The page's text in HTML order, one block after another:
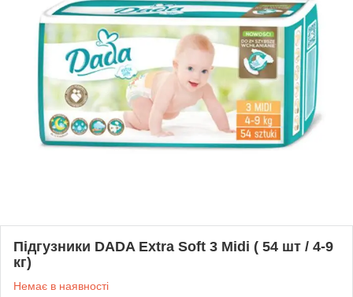
Підгузники DADA Extra Soft 3 Midi ( 54 шт / 4-9
кг)
Немає в наявності